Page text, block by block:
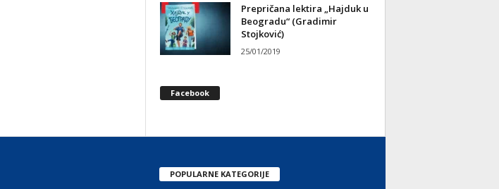
Prepričana lektira „Hajduk u
Beogradu“ (Gradimir
Stojković)
25/01/2019
Facebook
POPULARNE KATEGORIJE